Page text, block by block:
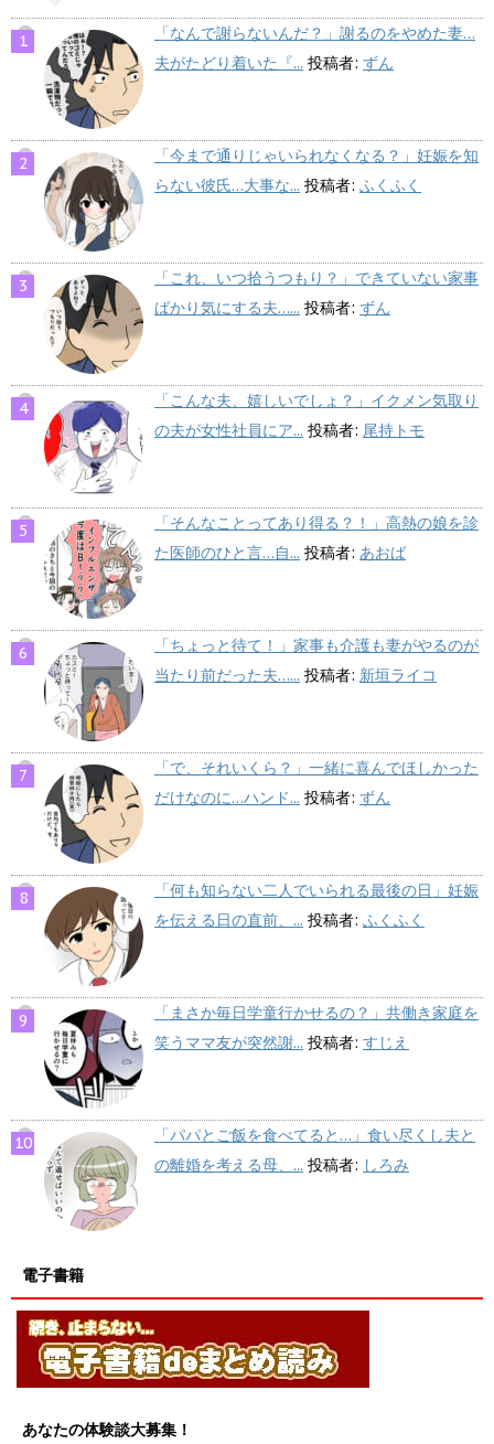
「なんで謝らないんだ？」謝るのをやめた妻…
夫がたどり着いた『... 投稿者: ずん
「今まで通りじゃいられなくなる？」妊娠を知
らない彼氏…大事な... 投稿者: ふくふく
「これ、いつ拾うつもり？」できていない家事
ばかり気にする夫…... 投稿者: ずん
「こんな夫、嬉しいでしょ？」イクメン気取り
の夫が女性社員にア... 投稿者: 尾持トモ
「そんなことってあり得る？！」高熱の娘を診
た医師のひと言…自... 投稿者: あおば
「ちょっと待て！」家事も介護も妻がやるのが
当たり前だった夫…... 投稿者: 新垣ライコ
「で、それいくら？」一緒に喜んでほしかった
だけなのに…ハンド... 投稿者: ずん
「何も知らない二人でいられる最後の日」妊娠
を伝える日の直前、... 投稿者: ふくふく
「まさか毎日学童行かせるの？」共働き家庭を
笑うママ友が突然謝... 投稿者: すじえ
「パパとご飯を食べてると…」食い尽くし夫と
の離婚を考える母、... 投稿者: しろみ
電子書籍
あなたの体験談大募集！